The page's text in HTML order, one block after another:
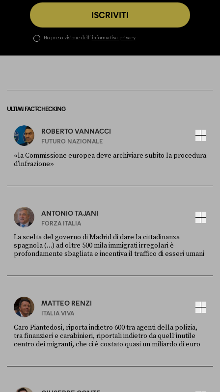
ISCRIVITI
Ho preso visione dell’ informativa privacy
ULTIMI FACT-CHECKING
ROBERTO VANNACCI
FUTURO NAZIONALE
«la Commissione europea deve archiviare subito la procedura
d’infrazione»
ANTONIO TAJANI
FORZA ITALIA
La scelta del governo di Madrid di dare la cittadinanza
spagnola (...) ad oltre 500 mila immigrati irregolari è
profondamente sbagliata e incentiva il traffico di esseri umani
MATTEO RENZI
ITALIA VIVA
Caro Piantedosi, riporta indietro 600 tra agenti della polizia,
tra finanzieri e carabinieri, riportali indietro da quell’inutile
centro dei migranti, che ci è costato quasi un miliardo di euro